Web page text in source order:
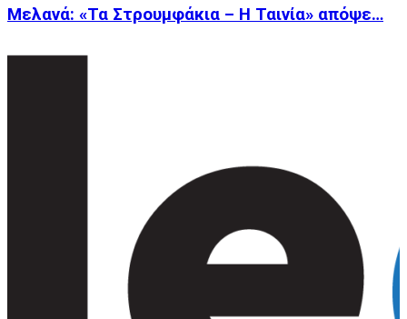
Μελανά: «Τα Στρουμφάκια – Η Ταινία» απόψε…